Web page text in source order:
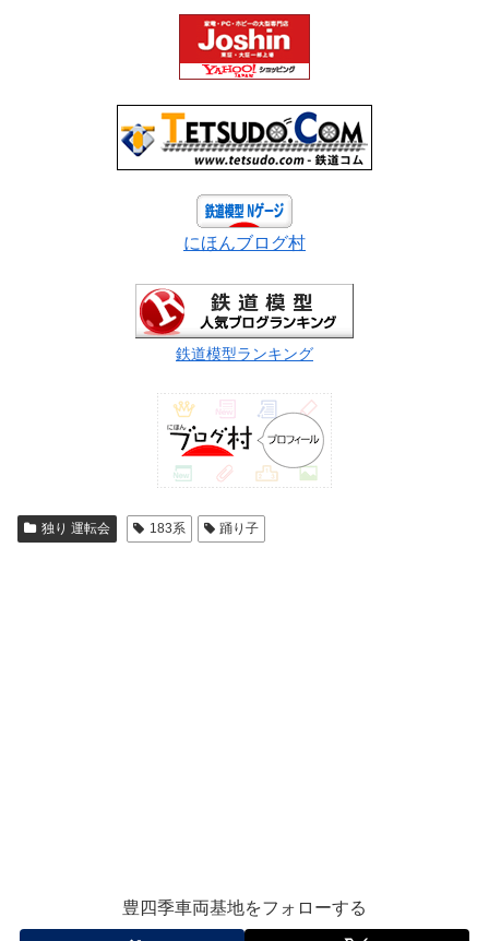
にほんブログ村
鉄道模型ランキング
独り 運転会 183系 踊り子
豊四季車両基地をフォローする